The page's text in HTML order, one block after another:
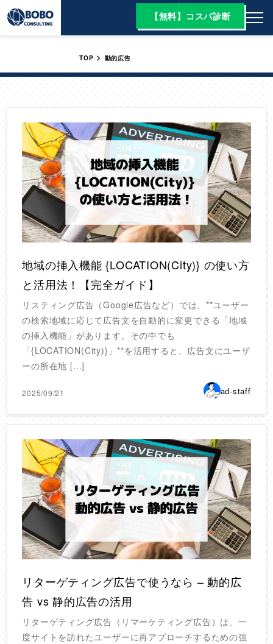
【無料】コスパ診断
TOP > 動的広告
地域の挿入機能 {LOCATION(City)} の使い方
と活用法！【完全ガイド】
リスティング広告（Google広告など）では、**ユーザー
の検索地域に応じて広告文を自動的に変更できる「地域
の挿入機能」があります。その中でも
「{LOCATION(City)}」**を活用すると、広告文にユーザ
ーの所在地 […]
2025/09/21 ad-staff
リターゲティング広告で使うなら – 動的広
告 vs 静的広告の活用
リターゲティング広告（リマーケティング広告）は、一
度サイトを訪れたユーザーに再アプローチするための強